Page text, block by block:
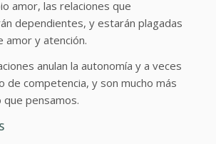
amor, las relaciones que
dependientes, y estarán plagadas
amor y atención.
anulan la autonomía y a veces
de competencia, y son mucho más
pensamos.